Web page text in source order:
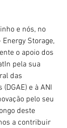
e nós, no
Energy Storage,
o apoio dos
pela sua
das
e à ANI
pelo seu
deste
a contribuir